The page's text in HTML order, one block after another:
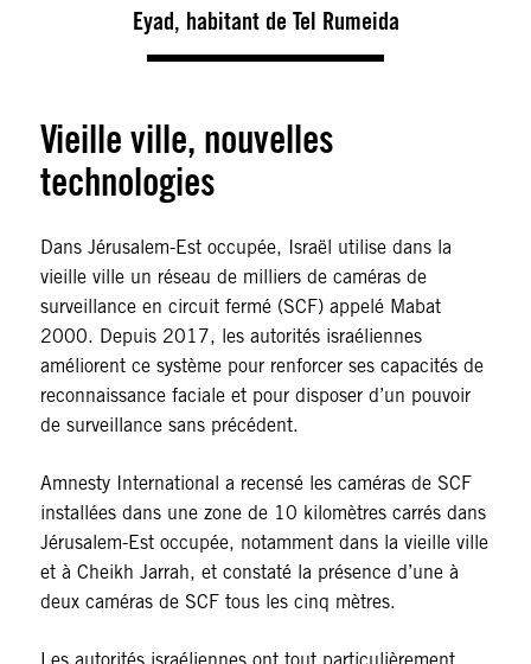
Eyad, habitant de Tel Rumeida
Vieille ville, nouvelles
technologies
Dans Jérusalem-Est occupée, Israël utilise dans la
vieille ville un réseau de milliers de caméras de
surveillance en circuit fermé (SCF) appelé Mabat
2000. Depuis 2017, les autorités israéliennes
améliorent ce système pour renforcer ses capacités de
reconnaissance faciale et pour disposer d’un pouvoir
de surveillance sans précédent.
Amnesty International a recensé les caméras de SCF
installées dans une zone de 10 kilomètres carrés dans
Jérusalem-Est occupée, notamment dans la vieille ville
et à Cheikh Jarrah, et constaté la présence d’une à
deux caméras de SCF tous les cinq mètres.